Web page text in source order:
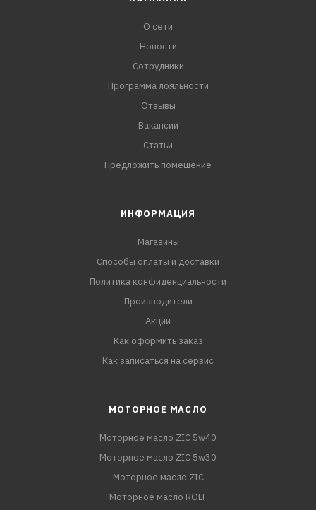
О сети
Новости
Сотрудники
Программа лояльности
Отзывы
Вакансии
Статьи
Предложить помещение
ИНФОРМАЦИЯ
Магазины
Способы оплаты и доставки
Политика конфиденциальности
Производители
Акции
Как оформить заказ
Как записаться на сервис
МОТОРНОЕ МАСЛО
Моторное масло ZIC 5w40
Моторное масло ZIC 5w30
Моторное масло ZIC
Моторное масло ROLF